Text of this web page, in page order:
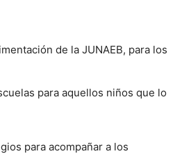
de la JUNAEB, para los
para aquellos niños que lo
para acompañar a los